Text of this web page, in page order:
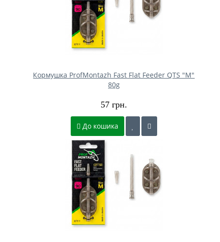
Кормушка ProfMontazh Fast Flat Feeder QTS "M"
80g
57 грн.
До кошика